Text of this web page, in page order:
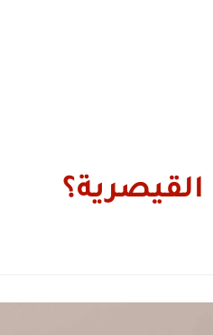
القيصرية؟